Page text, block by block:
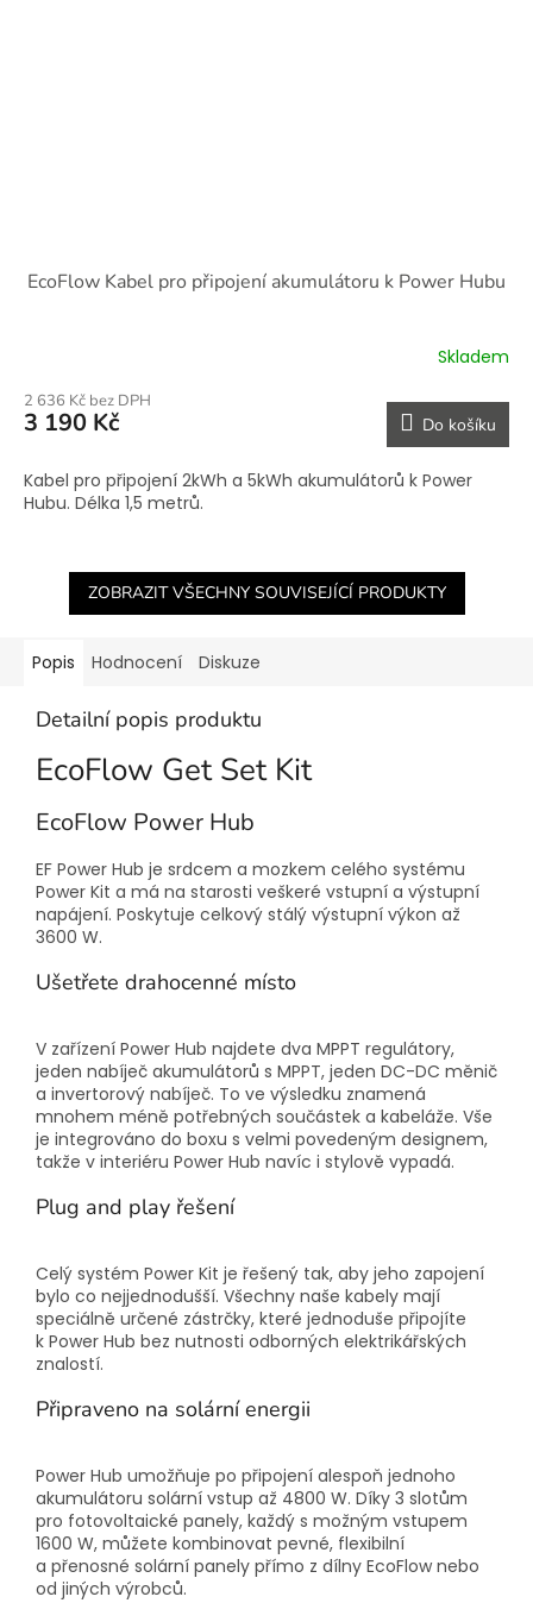
EcoFlow Kabel pro připojení akumulátoru k Power Hubu
Skladem
2 636 Kč bez DPH
3 190 Kč Do košíku
Kabel pro připojení 2kWh a 5kWh akumulátorů k Power
Hubu. Délka 1,5 metrů.
ZOBRAZIT VŠECHNY SOUVISEJÍCÍ PRODUKTY
Popis Hodnocení Diskuze
Detailní popis produktu
EcoFlow Get Set Kit
EcoFlow Power Hub
EF Power Hub je srdcem a mozkem celého systému
Power Kit a má na starosti veškeré vstupní a výstupní
napájení. Poskytuje celkový stálý výstupní výkon až
3600 W.
Ušetřete drahocenné místo
V zařízení Power Hub najdete dva MPPT regulátory,
jeden nabíječ akumulátorů s MPPT, jeden DC-DC měnič
a invertorový nabíječ. To ve výsledku znamená
mnohem méně potřebných součástek a kabeláže. Vše
je integrováno do boxu s velmi povedeným designem,
takže v interiéru Power Hub navíc i stylově vypadá.
Plug and play řešení
Celý systém Power Kit je řešený tak, aby jeho zapojení
bylo co nejjednodušší. Všechny naše kabely mají
speciálně určené zástrčky, které jednoduše připojíte
k Power Hub bez nutnosti odborných elektrikářských
znalostí.
Připraveno na solární energii
Power Hub umožňuje po připojení alespoň jednoho
akumulátoru solární vstup až 4800 W. Díky 3 slotům
pro fotovoltaické panely, každý s možným vstupem
1600 W, můžete kombinovat pevné, flexibilní
a přenosné solární panely přímo z dílny EcoFlow nebo
od jiných výrobců.